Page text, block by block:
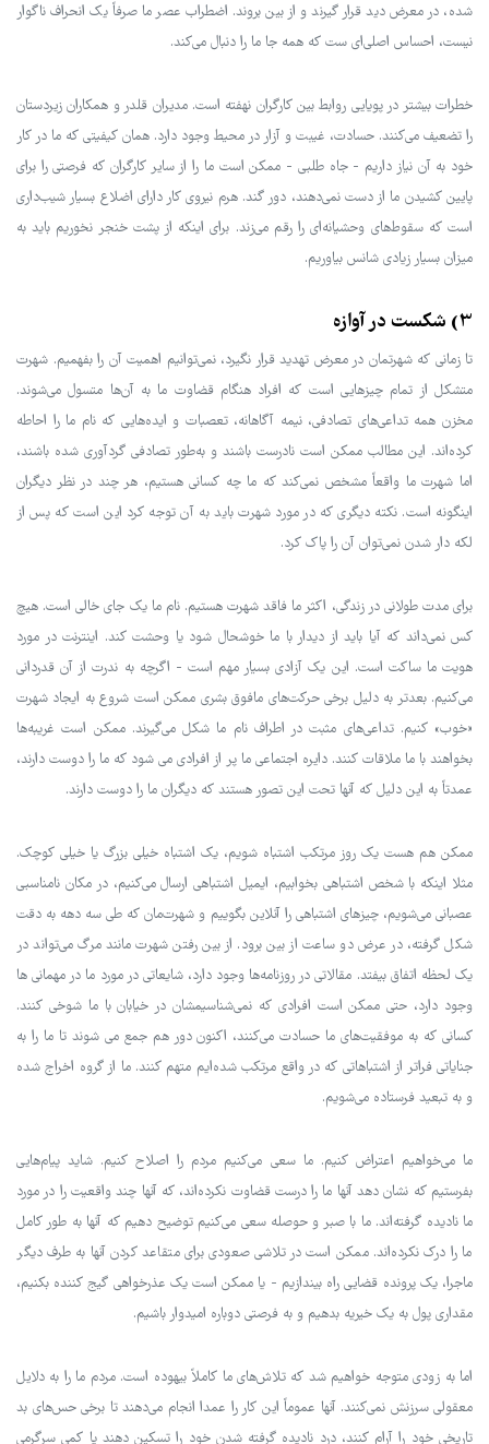
شده، در معرض دید قرار گیرند و از بین بروند. اضطراب عصر ما صرفاً یک انحراف ناگوار
نیست، احساس اصلی‌ای ست که همه جا ما را دنبال می‌کند.
خطرات بیشتر در پویایی روابط بین کارگران نهفته است. مدیران قلدر و همکاران زیردستان
را تضعیف می‌کنند. حسادت، غیبت و آزار در محیط وجود دارد. همان کیفیتی که ما در کار
خود به آن نیاز داریم - جاه طلبی - ممکن است ما را از سایر کارگران که فرصتی را برای
پایین کشیدن ما از دست نمی‌دهند، دور گند. هرم نیروی کار دارای اضلاع بسیار شیب‌داری
است که سقوط‌های وحشیانه‌ای را رقم می‌زند. برای اینکه از پشت خنجر نخوریم باید به
میزان بسیار زیادی شانس بیاوریم.
3) شکست در آوازه
تا زمانی که شهرتمان در معرض تهدید قرار نگیرد، نمی‌توانیم اهمیت آن را بفهمیم. شهرت
متشکل از تمام چیزهایی است که افراد هنگام قضاوت ما به آن‌ها متسول می‌شوند.
مخزن همه تداعی‌های تصادفی، نیمه آگاهانه، تعصبات و ایده‌هایی که نام ما را احاطه
کرده‌اند. این مطالب ممکن است نادرست باشند و به‌طور تصادفی گردآوری شده باشند،
اما شهرت ما واقعاً مشخص نمی‌کند که ما چه کسانی هستیم، هر چند در نظر دیگران
اینگونه است. نکته دیگری که در مورد شهرت باید به آن توجه کرد این است که پس از
لکه دار شدن نمی‌توان آن را پاک کرد.
برای مدت طولانی در زندگی، اکثر ما فاقد شهرت هستیم. نام ما یک جای خالی است. هیچ
کس نمی‌داند که آیا باید از دیدار با ما خوشحال شود یا وحشت کند. اینترنت در مورد
هویت ما ساکت است. این یک آزادی بسیار مهم است - اگرچه به ندرت از آن قدردانی
می‌کنیم. بعدتر به دلیل برخی حرکت‌های مافوق بشری ممکن است شروع به ایجاد شهرت
«خوب» کنیم. تداعی‌های مثبت در اطراف نام ما شکل می‌گیرند. ممکن است غریبه‌ها
بخواهند با ما ملاقات کنند. دایره اجتماعی ما پر از افرادی می شود که ما را دوست دارند،
عمدتاً به این دلیل که آنها تحت این تصور هستند که دیگران ما را دوست دارند.
ممکن هم هست یک روز مرتکب اشتباه شویم، یک اشتباه خیلی بزرگ یا خیلی کوچک.
مثلا اینکه با شخص اشتباهی بخوابیم، ایمیل اشتباهی ارسال می‌کنیم، در مکان نامناسبی
عصبانی می‌شویم، چیزهای اشتباهی را آنلاین بگوییم و شهرت‌مان که طی سه دهه به دقت
شکل گرفته، در عرض دو ساعت از بین برود. از بین رفتن شهرت مانند مرگ می‌تواند در
یک لحظه اتفاق بیفتد. مقالاتی در روزنامه‌ها وجود دارد، شایعاتی در مورد ما در مهمانی ها
وجود دارد، حتی ممکن است افرادی که نمی‌شناسیمشان در خیابان با ما شوخی کنند.
کسانی که به موفقیت‌های ما حسادت می‌کنند، اکنون دور هم جمع می شوند تا ما را به
جنایاتی فراتر از اشتباهاتی که در واقع مرتکب شده‌ایم متهم کنند. ما از گروه اخراج شده
و به تبعید فرستاده می‌شویم.
ما می‌خواهیم اعتراض کنیم. ما سعی می‌کنیم مردم را اصلاح کنیم. شاید پیام‌هایی
بفرستیم که نشان دهد آنها ما را درست قضاوت نکرده‌اند، که آنها چند واقعیت را در مورد
ما نادیده گرفته‌اند. ما با صبر و حوصله سعی می‌کنیم توضیح دهیم که آنها به طور کامل
ما را درک نکرده‌اند. ممکن است در تلاشی صعودی برای متقاعد کردن آنها به طرف دیگر
ماجرا، یک پرونده قضایی راه بیندازیم - یا ممکن است یک عذرخواهی گیج کننده بکنیم،
مقداری پول به یک خیریه بدهیم و به فرصتی دوباره امیدوار باشیم.
اما به زودی متوجه خواهیم شد که تلاش‌های ما کاملاً بیهوده است. مردم ما را به دلایل
معقولی سرزنش نمی‌کنند. آنها عموماً این کار را عمدا انجام می‌دهند تا برخی حس‌های بد
تاریخی خود را آرام کنند، درد نادیده گرفته شدن خود را تسکین دهند یا کمی سرگرمی